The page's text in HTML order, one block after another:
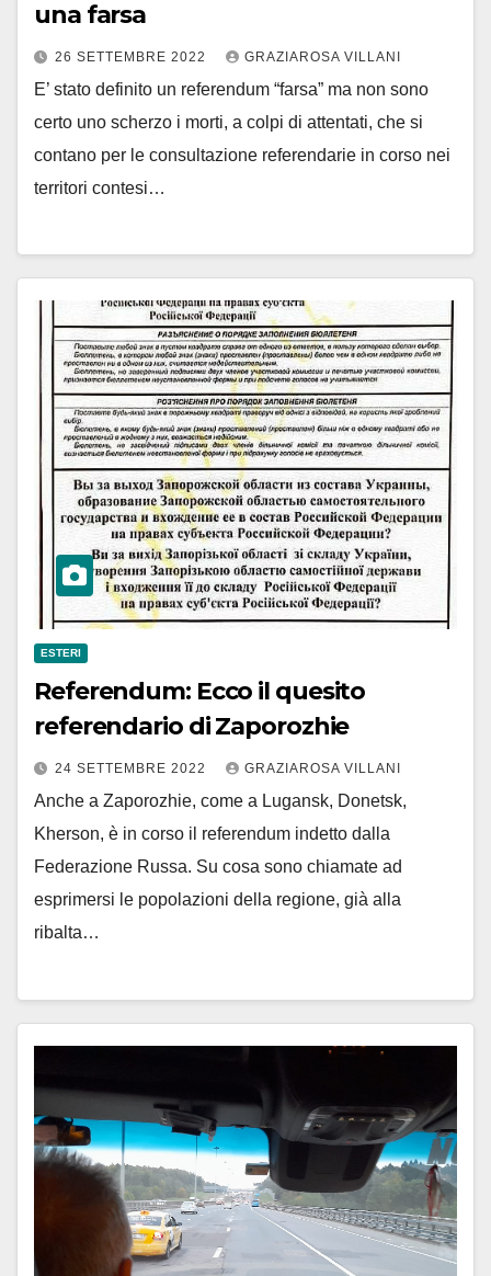
una farsa
26 SETTEMBRE 2022 GRAZIAROSA VILLANI
E’ stato definito un referendum “farsa” ma non sono
certo uno scherzo i morti, a colpi di attentati, che si
contano per le consultazione referendarie in corso nei
territori contesi…
ESTERI
Referendum: Ecco il quesito
referendario di Zaporozhie
24 SETTEMBRE 2022 GRAZIAROSA VILLANI
Anche a Zaporozhie, come a Lugansk, Donetsk,
Kherson, è in corso il referendum indetto dalla
Federazione Russa. Su cosa sono chiamate ad
esprimersi le popolazioni della regione, già alla
ribalta…